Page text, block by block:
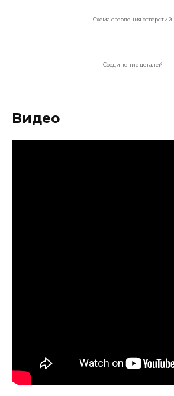
Схема сверления отверстий
Соединение деталей
Видео